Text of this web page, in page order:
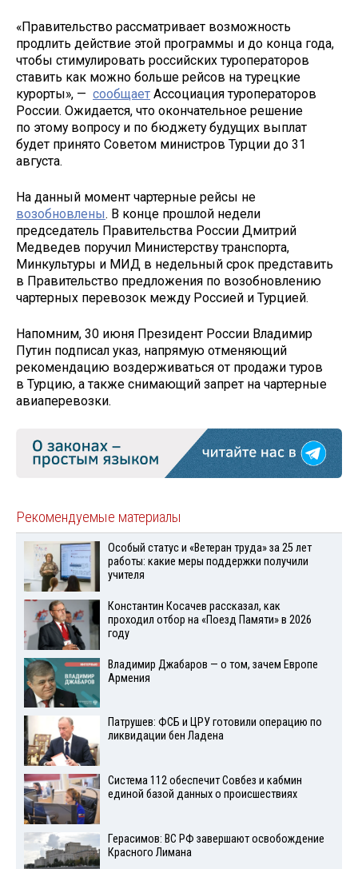
«Правительство рассматривает возможность
продлить действие этой программы и до конца года,
чтобы стимулировать российских туроператоров
ставить как можно больше рейсов на турецкие
курорты», — сообщает Ассоциация туроператоров
России. Ожидается, что окончательное решение
по этому вопросу и по бюджету будущих выплат
будет принято Советом министров Турции до 31
августа.
На данный момент чартерные рейсы не
возобновлены. В конце прошлой недели
председатель Правительства России Дмитрий
Медведев поручил Министерству транспорта,
Минкультуры и МИД в недельный срок представить
в Правительство предложения по возобновлению
чартерных перевозок между Россией и Турцией.
Напомним, 30 июня Президент России Владимир
Путин подписал указ, напрямую отменяющий
рекомендацию воздерживаться от продажи туров
в Турцию, а также снимающий запрет на чартерные
авиаперевозки.
Рекомендуемые материалы
Особый статус и «Ветеран труда» за 25 лет
работы: какие меры поддержки получили
учителя
Константин Косачев рассказал, как
проходил отбор на «Поезд Памяти» в 2026
году
Владимир Джабаров — о том, зачем Европе
Армения
Патрушев: ФСБ и ЦРУ готовили операцию по
ликвидации бен Ладена
Система 112 обеспечит Совбез и кабмин
единой базой данных о происшествиях
Герасимов: ВС РФ завершают освобождение
Красного Лимана